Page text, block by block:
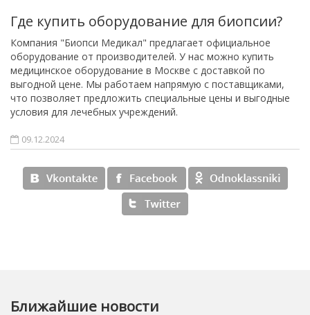
Где купить оборудование для биопсии?
Компания "Биопси Медикал" предлагает официальное
оборудование от производителей. У нас можно купить
медицинское оборудование в Москве с доставкой по
выгодной цене. Мы работаем напрямую с поставщиками,
что позволяет предложить специальные цены и выгодные
условия для лечебных учреждений.
09.12.2024
Ближайшие новости